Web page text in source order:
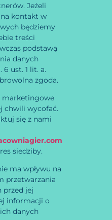
Jeżeli
na kontakt w
będziemy
treści
podstawą
danych
ust. 1 lit. a.
zgoda.
marketingowe
chwili wycofać.
się z nami
siedziby.
ma wpływu na
przetwarzania
przed jej
informacji o
danych